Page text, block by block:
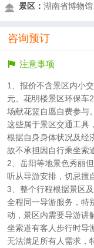
景区： 湖南省博物
咨询预订
注意事项
1、报价不含景区内小
元、花明楼景区环保车
场献花篮自愿自费参与。
这些属于景区交通工具
根据自身身体状况及经
故不承担因自行乘坐索
2、岳阳等地景色秀丽
听从导游安排，切忌擅
3、整个行程根据景区
全程同一导游服务，特
动，景区内需要导游讲
坐索道有客人步行时导
无法满足所有人需求，